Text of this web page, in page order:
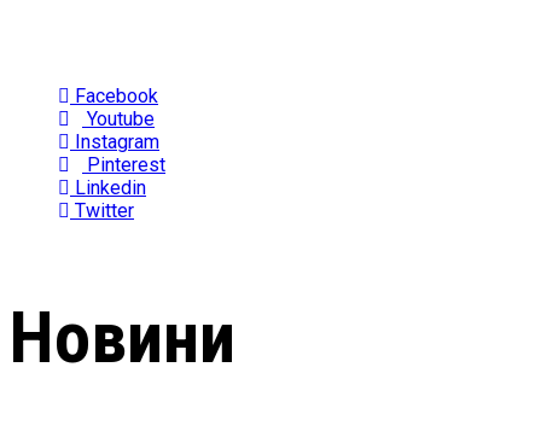
Facebook
Youtube
Instagram
Pinterest
Linkedin
Twitter
Новини